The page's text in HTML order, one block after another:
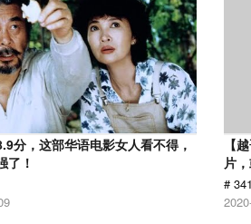
分，这部华语电影女人看不得，
了！
【
片
# 341